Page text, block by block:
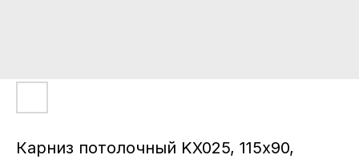
Карниз потолочный KX025, 115х90,